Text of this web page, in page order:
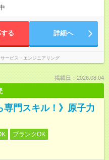
る 詳細へ
ービス・エンジニアリング
掲載日：2026.08.04
門スキル！》原子力
ブランクOK